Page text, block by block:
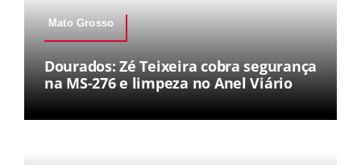
Mato Grosso
Dourados: Zé Teixeira cobra segurança
na MS-276 e limpeza no Anel Viário